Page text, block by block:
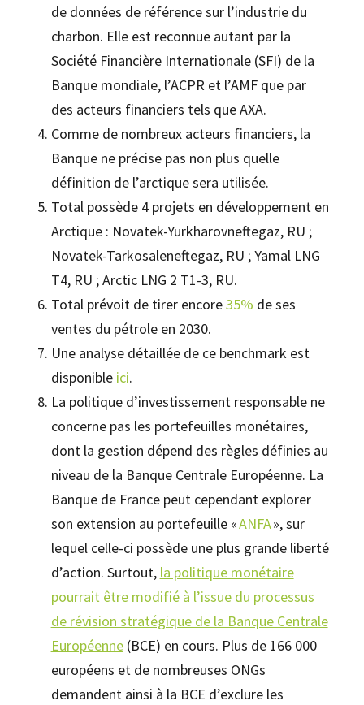
de données de référence sur l’industrie du
charbon. Elle est reconnue autant par la
Société Financière Internationale (SFI) de la
Banque mondiale, l’ACPR et l’AMF que par
des acteurs financiers tels que AXA.
Comme de nombreux acteurs financiers, la
Banque ne précise pas non plus quelle
définition de l’arctique sera utilisée.
Total possède 4 projets en développement en
Arctique : Novatek-Yurkharovneftegaz, RU ;
Novatek-Tarkosaleneftegaz, RU ; Yamal LNG
T4, RU ; Arctic LNG 2 T1-3, RU.
Total prévoit de tirer encore35% de ses
ventes du pétrole en 2030.
Une analyse détaillée de ce benchmark est
disponible ici.
La politique d’investissement responsable ne
concerne pas les portefeuilles monétaires,
dont la gestion dépend des règles définies au
niveau de la Banque Centrale Européenne. La
Banque de France peut cependant explorer
son extension au portefeuille «ANFA», sur
lequel celle-ci possède une plus grande liberté
d’action. Surtout, la politique monétaire
pourrait être modifié à l’issue du processus
de révision stratégique de la Banque Centrale
Européenne(BCE) en cours. Plus de 166 000
européens et de nombreuses ONGs
demandent ainsi à la BCE d’exclure les